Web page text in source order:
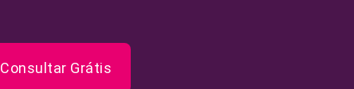
Consultar Grátis